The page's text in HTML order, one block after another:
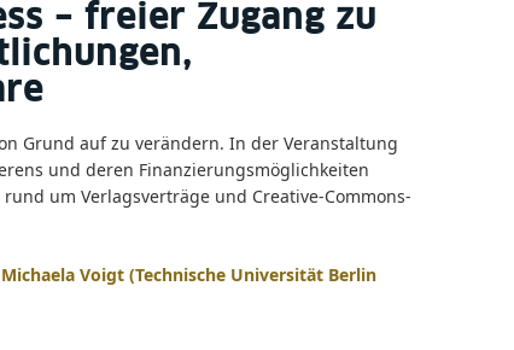
– freier Zugang zu
Grund auf zu verändern. In der Veranstaltung
und deren Finanzierungsmöglichkeiten
um Verlagsverträge und Creative-Commons-
Voigt (Technische Universität Berlin